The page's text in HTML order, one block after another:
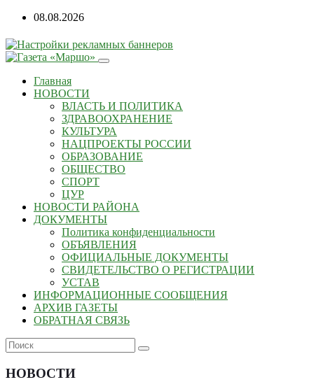
Перейти
содержанию
08.08.2026
Главная
НОВОСТИ
ВЛАСТЬ И ПОЛИТИКА
ЗДРАВООХРАНЕНИЕ
КУЛЬТУРА
НАЦПРОЕКТЫ РОССИИ
ОБРАЗОВАНИЕ
ОБЩЕСТВО
СПОРТ
ЦУР
НОВОСТИ РАЙОНА
ДОКУМЕНТЫ
Политика конфиденциальности
ОБЪЯВЛЕНИЯ
ОФИЦИАЛЬНЫЕ ДОКУМЕНТЫ
СВИДЕТЕЛЬСТВО О РЕГИСТРАЦИИ
УСТАВ
ИНФОРМАЦИОННЫЕ СООБЩЕНИЯ
АРХИВ ГАЗЕТЫ
ОБРАТНАЯ СВЯЗЬ
НОВОСТИ